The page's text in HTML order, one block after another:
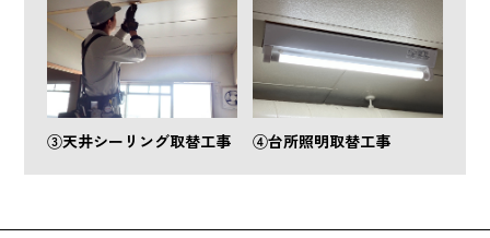
③天井シーリング取替工事 ④台所照明取替工事